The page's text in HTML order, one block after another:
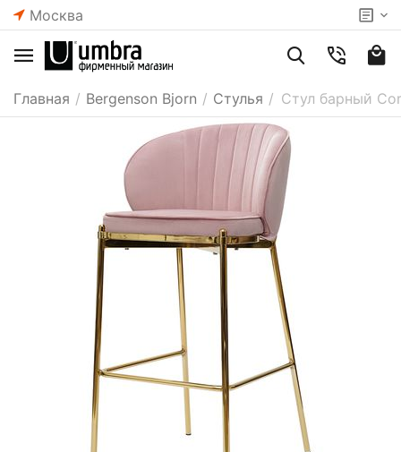
Москва
Главная / Bergenson Bjorn / Стулья / Стул барный